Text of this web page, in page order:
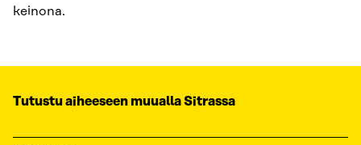
keinona.
Tutustu aiheeseen muualla Sitrassa